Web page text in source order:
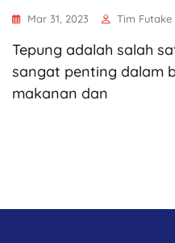
Mar 31, 2023 Tim Futake
Tepung adalah salah
sangat penting dalam
makanan dan